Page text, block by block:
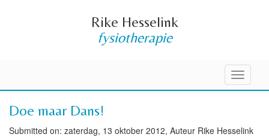
Rike Hesselink
fysiotherapie
Toggle
Doe maar Dans!
Submitted on: zaterdag, 13 oktober 2012, Auteur Rike Hesselink